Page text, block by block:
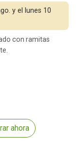
ahora
y el lunes 10
con ramitas